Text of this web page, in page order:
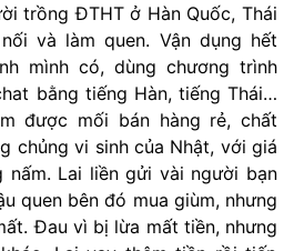
trồng ĐTHT ở Hàn Quốc, Thái
và làm quen. Vận dụng hết
mình có, dùng chương trình
bằng tiếng Hàn, tiếng Thái…
được mối bán hàng rẻ, chất
chủng vi sinh của Nhật, với giá
nấm. Lai liền gửi vài người bạn
quen bên đó mua giùm, nhưng
Đau vì bị lừa mất tiền, nhưng